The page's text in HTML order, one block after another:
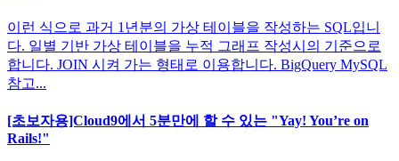
이런 식으로 과거 1년분의 가상 테이블을 작성하는 SQL입니
다. 일별 기반 가상 테이블을 누적 그래프 작성시의 기준으로
합니다. JOIN 시켜 가는 형태로 이용합니다. BigQuery MySQL
참고...
[초보자용]Cloud9에서 5분만에 할 수 있는 "Yay! You’re on
Rails!"